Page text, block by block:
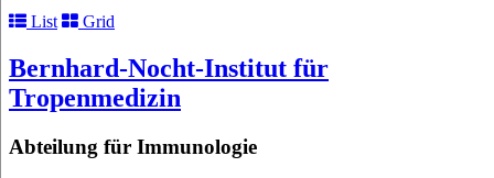
List
Grid
Bernhard-Nocht-Institut für
Tropenmedizin
Abteilung für Immunologie